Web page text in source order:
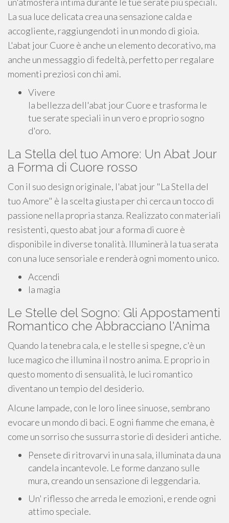
La sua luce delicata crea una sensazione calda e
accogliente, raggiungendoti in un mondo di gioia.
L'abat jour Cuore è anche un elemento decorativo, ma
anche un messaggio di fedeltà, perfetto per regalare
momenti preziosi con chi ami.
Vivere
la bellezza dell'abat jour Cuore e trasforma le
tue serate speciali in un vero e proprio sogno
d'oro.
La Stella del tuo Amore: Un Abat Jour
a Forma di Cuore rosso
Con il suo design originale, l'abat jour "La Stella del
tuo Amore" è la scelta giusta per chi cerca un tocco di
passione nella propria stanza. Realizzato con materiali
resistenti, questo abat jour a forma di cuore è
disponibile in diverse tonalità. Illuminerà la tua serata
con una luce sensoriale e renderà ogni momento unico.
Accendi
la magia
Le Stelle del Sogno: Gli Appostamenti
Romantico che Abbracciano l'Anima
Quando la tenebra cala, e le stelle si spegne, c'è un
luce magico che illumina il nostro anima. E proprio in
questo momento di sensualità, le luci romantico
diventano un tempio del desiderio.
Alcune lampade, con le loro linee sinuose, sembrano
evocare un mondo di baci. E ogni fiamme che emana, è
come un sorriso che sussurra storie di desideri antiche.
Pensete di ritrovarvi in una sala, illuminata da una
candela incantevole. Le forme danzano sulle
mura, creando un sensazione di leggendaria.
Un' riflesso che arreda le emozioni, e rende ogni
attimo speciale.